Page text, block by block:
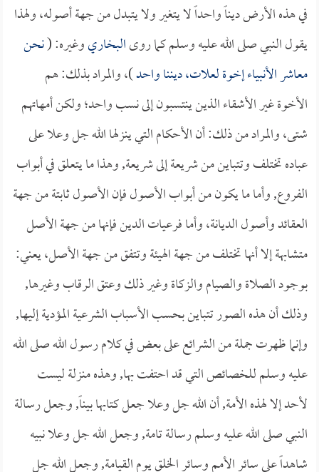
في هذه الأرض ديناً واحداً لا يتغير ولا يتبدل من جهة أصوله، ولهذا
يقول النبي صلى الله عليه وسلم كما روىالبخاريوغيره: (نحن
معاشر الأنبياء إخوة لعلات، ديننا واحد)، والمراد بذلك: هم
الأخوة غير الأشقاء الذين ينتسبون إلى نسب واحد؛ ولكن أمهاتهم
شتى، والمراد من ذلك: أن الأحكام التي ينزلها الله جل وعلا على
عباده تختلف وتتباين من شريعة إلى شريعة, وهذا ما يتعلق في أبواب
الفروع, وأما ما يكون من أبواب الأصول فإن الأصول ثابتة من جهة
العقائد وأصول الديانة، وأما فرعيات الدين فإنها من جهة الأصل
متشابهة إلا أنها تختلف من جهة الهيئة وتتفق من جهة الأصل، يعني:
بوجود الصلاة والصيام والزكاة وغير ذلك وعتق الرقاب وغيرها,
وذلك أن هذه الصور تتباين بحسب الأسباب الشرعية المؤدية إليها,
وإنما ظهرت جملة من الشرائع على بعض في كلام رسول الله صلى الله
عليه وسلم للخصائص التي قد احتفت بها, وهذه منزلة ليست
لأحد إلا لهذه الأمة, أن الله جل وعلا جعل كتابها بيناً, وجعل رسالة
النبي صلى الله عليه وسلم رسالة تامة, وجعل الله جل وعلا نبيه
شاهداً على سائر الأمم وسائر الخلق يوم القيامة, وجعل الله جل